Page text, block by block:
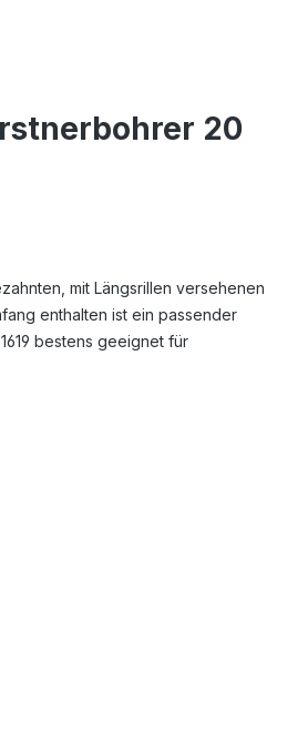
20
mit Längsrillen versehenen
enthalten ist ein passender
bestens geeignet für